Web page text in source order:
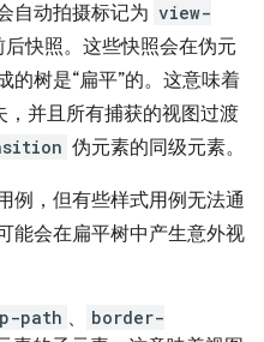
自动拍摄标记为 view-
后快照。这些快照会在伪元
的树是“扁平”的。这意味着
并且所有捕获的视图过渡
伪元素的同级元素。
例，但有些样式用例无法通
能会在扁平树中产生意外视
path 、
border-